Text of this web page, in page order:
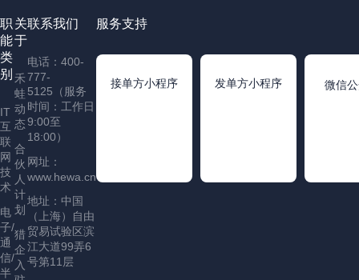
职
能
类
别
IT
互
联
网
技
术
电
子/
通
信/
半
关
于
禾
蛙
动
态
合
伙
人
计
划
猎
企
入
联系我们
电话：400-
777-
5125（服务
时间：工作日
9:00至
18:00）
网址：
www.hewa.cn
地址：中国
（上海）自由
贸易试验区滨
江大道99弄6
号第11层
服务支持
接单方小程序 发单方小程序 微信